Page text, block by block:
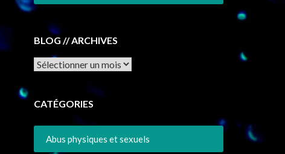
BLOG // ARCHIVES
Archives
CATÉGORIES
Abus physiques et sexuels